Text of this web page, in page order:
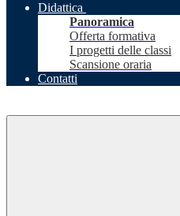
Didattica
Panoramica
Offerta formativa
I progetti delle classi
Scansione oraria
Contatti